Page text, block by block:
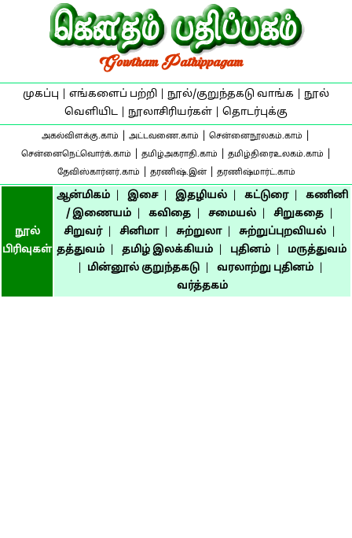
முகப்பு எங்களைப் பற்றி நூல்/குறுந்தகடு வாங்க
நூல்
வெளியிட
நூலாசிரியர்கள் தொடர்புக்கு
அகல்விளக்கு.காம் அட்டவணை.காம் சென்னைநூலகம்.காம்
சென்னைநெட்வொர்க்.காம் தமிழ்அகராதி.காம் தமிழ்திரைஉலகம்.காம்
தேவிஸ்கார்னர்.காம் தரணிஷ்.இன்| தரணிஷ்மார்ட்.காம்
நூல்
பிரிவுகள்
ஆன்மிகம் இசை| இதழியல் கட்டுரை| கணினி
/ இணையம்
கவிதை சமையல் சிறுகதை
சிறுவர்| சினிமா| சுற்றுலா| சுற்றுப்புறவியல்
தத்துவம்| தமிழ் இலக்கியம்| புதினம்| மருத்துவம்
மின்னூல் குறுந்தகடு| வரலாற்று புதினம்|
வர்த்தகம்